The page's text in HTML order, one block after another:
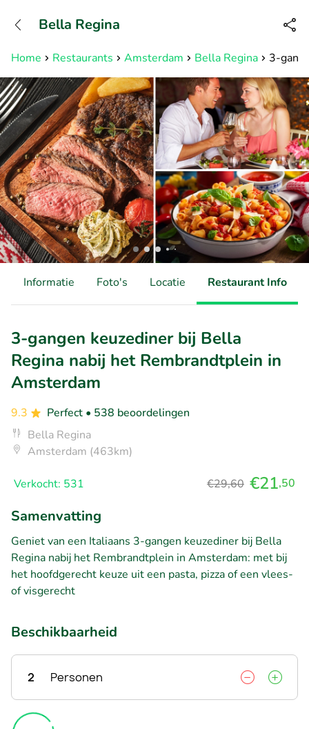
Bereikbaar tot 23:00 uur
Home Restaurants Amsterdam Bella Regina 3-
Bella Regina
Informatie Foto's Locatie Restaurant Info
3-gangen keuzediner bij Bella
Regina nabij het Rembrandtplein in
Amsterdam
9.3 Perfect • 538 beoordelingen
Bella Regina
Amsterdam (463km)
Verkocht: 531 €29,60 €21,50
Samenvatting
Geniet van een Italiaans 3-gangen keuzediner bij Bella
Regina nabij het Rembrandtplein in Amsterdam: met bij
het hoofdgerecht keuze uit een pasta, pizza of een vlees-
of visgerecht
Beschikbaarheid
2 Personen